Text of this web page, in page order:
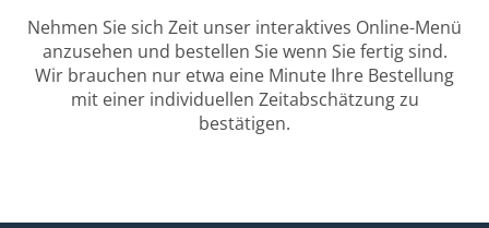
Nehmen Sie sich Zeit unser interaktives Online-Menü
anzusehen und bestellen Sie wenn Sie fertig sind.
Wir brauchen nur etwa eine Minute Ihre Bestellung
mit einer individuellen Zeitabschätzung zu
bestätigen.